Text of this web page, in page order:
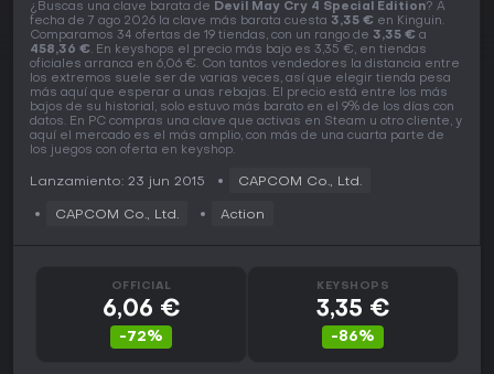
¿Buscas una clave barata de Devil May Cry 4 Special Edition? A
fecha de 7 ago 2026 la clave más barata cuesta 3,35 € en Kinguin.
Comparamos 34 ofertas de 19 tiendas, con un rango de 3,35 € a
458,36 €. En keyshops el precio más bajo es 3,35 €, en tiendas
oficiales arranca en 6,06 €. Con tantos vendedores la distancia entre
los extremos suele ser de varias veces, así que elegir tienda pesa
más aquí que esperar a unas rebajas. El precio está entre los más
bajos de su historial, solo estuvo más barato en el 9% de los días con
datos. En PC compras una clave que activas en Steam u otro cliente, y
aquí el mercado es el más amplio, con más de una cuarta parte de
los juegos con oferta en keyshop.
Lanzamiento: 23 jun 2015 CAPCOM Co., Ltd.
CAPCOM Co., Ltd. Action
OFFICIAL
6,06 €
-72%
KEYSHOPS
3,35 €
-86%